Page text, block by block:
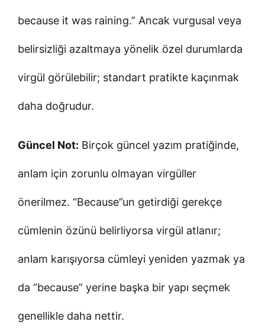
because it was raining.” Ancak vurgusal veya
belirsizliği azaltmaya yönelik özel durumlarda
virgül görülebilir; standart pratikte kaçınmak
daha doğrudur.
Güncel Not: Birçok güncel yazım pratiğinde,
anlam için zorunlu olmayan virgüller
önerilmez. “Because”un getirdiği gerekçe
cümlenin özünü belirliyorsa virgül atlanır;
anlam karışıyorsa cümleyi yeniden yazmak ya
da “because” yerine başka bir yapı seçmek
genellikle daha nettir.